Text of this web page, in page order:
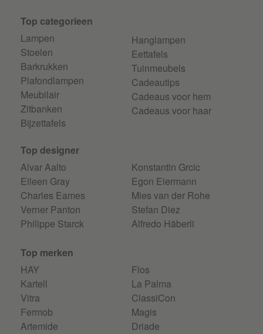
Top categorieen
Lampen
Stoelen
Barkrukken
Plafondlampen
Meubilair
Zitbanken
Bijzettafels
Hanglampen
Eettafels
Tuinmeubels
Cadeautips
Cadeaus voor hem
Cadeaus voor haar
Top designer
Alvar Aalto
Eileen Gray
Charles Eames
Verner Panton
Philippe Starck
Konstantin Grcic
Egon Eiermann
Mies van der Rohe
Stefan Diez
Alfredo Häberli
Top merken
HAY
Kartell
Vitra
Fermob
Artemide
Flos
La Palma
ClassiCon
Magis
Driade